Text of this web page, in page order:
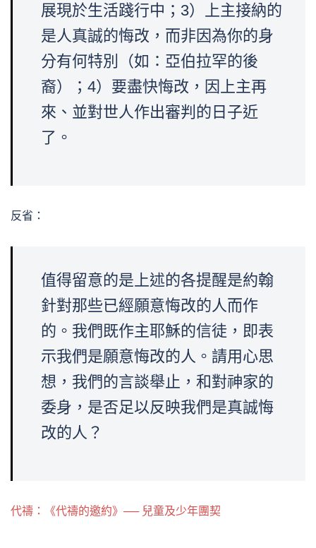
展現於生活踐行中；3）上主接納的
是人真誠的悔改，而非因為你的身
分有何特別（如：亞伯拉罕的後
裔）；4）要盡快悔改，因上主再
來、並對世人作出審判的日子近
了。
反省：
值得留意的是上述的各提醒是約翰
針對那些已經願意悔改的人而作
的。我們既作主耶穌的信徒，即表
示我們是願意悔改的人。請用心思
想，我們的言談舉止，和對神家的
委身，是否足以反映我們是真誠悔
改的人？
代禱：《代禱的邀約》── 兒童及少年團契